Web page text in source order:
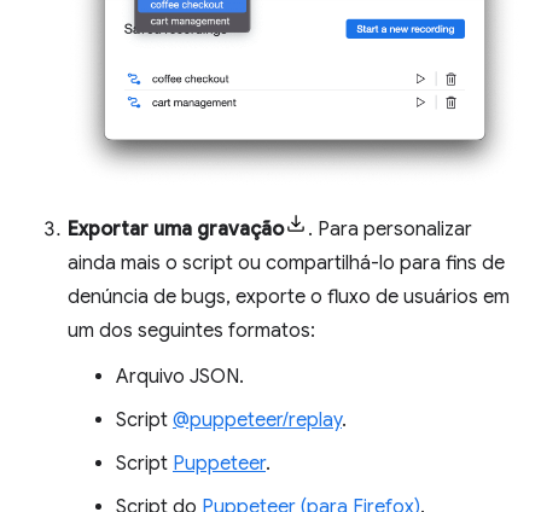
Exportar uma gravação
. Para personalizar
ainda mais o script ou compartilhá-lo para fins de
denúncia de bugs, exporte o fluxo de usuários em
um dos seguintes formatos:
Arquivo JSON.
Script @puppeteer/replay.
Script Puppeteer.
Script do Puppeteer (para Firefox).